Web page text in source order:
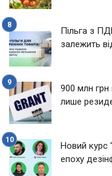
Пільга з
залежить
900 млн грн
лише
Новий курс
епоху